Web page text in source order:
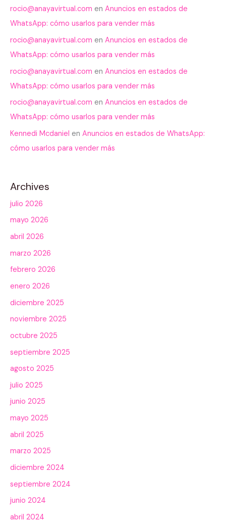
rocio@anayavirtual.com en Anuncios en estados de
WhatsApp: cómo usarlos para vender más
rocio@anayavirtual.com en Anuncios en estados de
WhatsApp: cómo usarlos para vender más
rocio@anayavirtual.com en Anuncios en estados de
WhatsApp: cómo usarlos para vender más
rocio@anayavirtual.com en Anuncios en estados de
WhatsApp: cómo usarlos para vender más
Kennedi Mcdaniel en Anuncios en estados de WhatsApp:
cómo usarlos para vender más
Archives
julio 2026
mayo 2026
abril 2026
marzo 2026
febrero 2026
enero 2026
diciembre 2025
noviembre 2025
octubre 2025
septiembre 2025
agosto 2025
julio 2025
junio 2025
mayo 2025
abril 2025
marzo 2025
diciembre 2024
septiembre 2024
junio 2024
abril 2024